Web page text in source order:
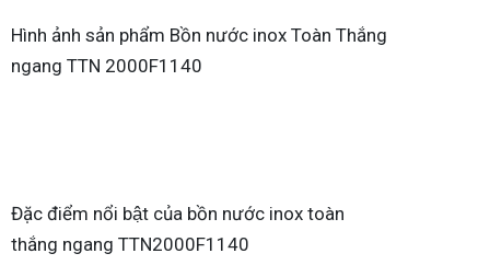
Hình ảnh sản phẩm Bồn nước inox Toàn Thắng
ngang TTN 2000F1140
Đặc điểm nổi bật của bồn nước inox toàn
thắng ngang TTN2000F1140